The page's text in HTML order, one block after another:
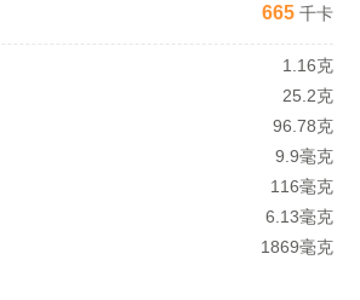
665 千卡
1.16克
25.2克
96.78克
9.9毫克
116毫克
6.13毫克
1869毫克